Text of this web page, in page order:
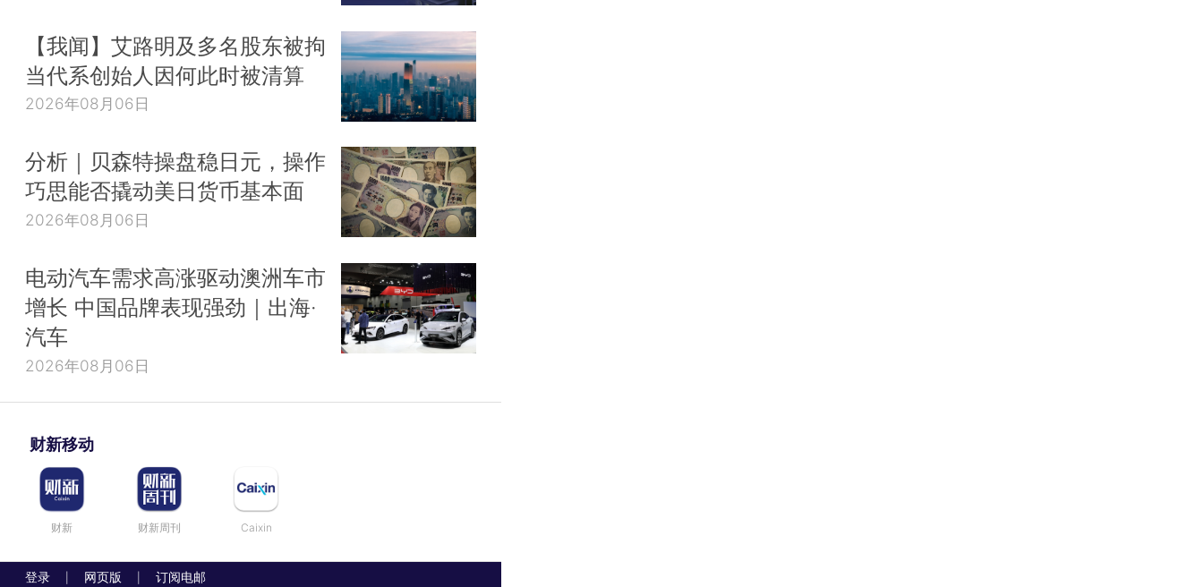
【我闻】艾路明及多名股东被拘
当代系创始人因何此时被清算
2026年08月06日
分析｜贝森特操盘稳日元，操作
巧思能否撬动美日货币基本面
2026年08月06日
电动汽车需求高涨驱动澳洲车市
增长 中国品牌表现强劲｜出海·
汽车
2026年08月06日
财新移动
财新 财新周刊 Caixin
登录 网页版 订阅电邮